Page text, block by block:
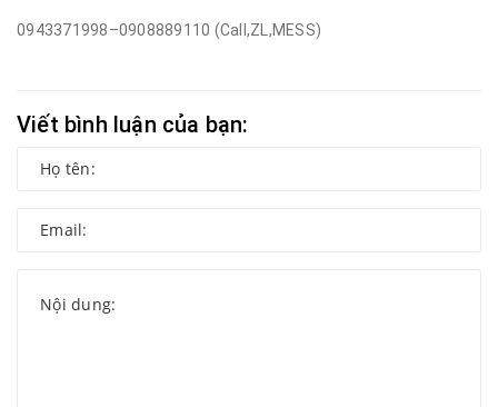
0943371998–0908889110 (Call,ZL,MESS)
Viết bình luận của bạn: